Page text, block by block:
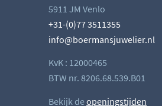
5911 JM Venlo
+31-(0)77 3511355
info@boermansjuwelier.nl
KvK : 12000465
BTW nr. 8206.68.539.B01
Bekijk deopeningstijden